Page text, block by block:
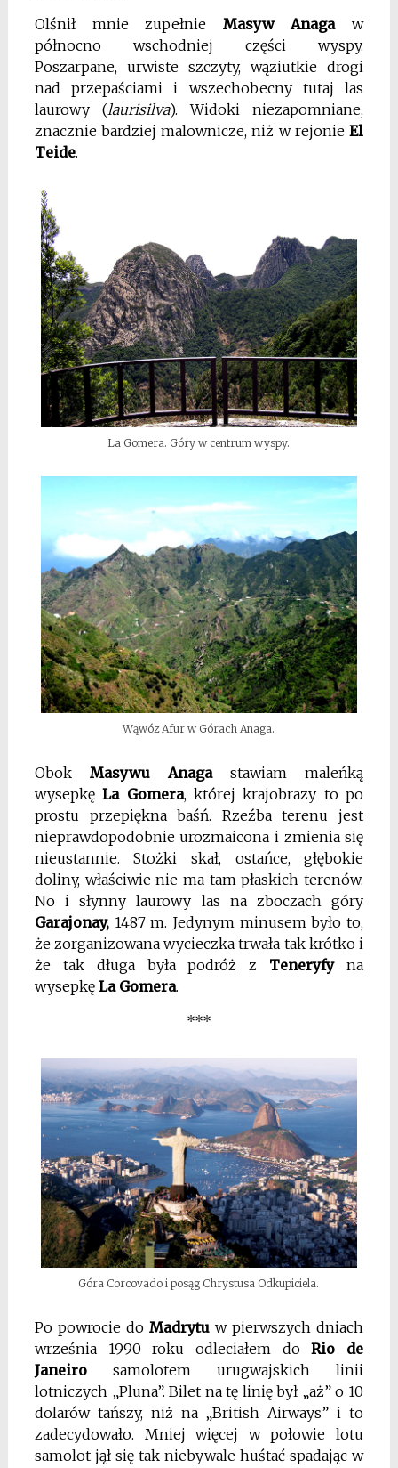
Olśnił mnie zupełnie Masyw Anagaw
północno wschodniej części wyspy.
Poszarpane, urwiste szczyty, wąziutkie drogi
nad przepaściami i wszechobecny tutaj las
laurowy (laurisilva). Widoki niezapomniane,
znacznie bardziej malownicze, niż w rejonieEl
Teide.
La Gomera. Góry w centrum wyspy.
Wąwóz Afur w Górach Anaga.
Obok Masywu Anagastawiam maleńką
wysepkęLa Gomera, której krajobrazy to po
prostu przepiękna baśń. Rzeźba terenu jest
nieprawdopodobnie urozmaicona i zmienia się
nieustannie. Stożki skał, ostańce, głębokie
doliny, właściwie nie ma tam płaskich terenów.
No i słynny laurowy las na zboczach góry
Garajonay, 1487 m. Jedynym minusem było to,
że zorganizowana wycieczka trwała tak krótko i
że tak długa była podróż z Teneryfyna
wysepkę La Gomera.
***
Góra Corcovado i posąg Chrystusa Odkupiciela.
Po powrocie do Madrytu w pierwszych dniach
września 1990 roku odleciałem doRio de
Janeirosamolotem urugwajskich linii
lotniczych „Pluna”. Bilet na tę linię był „aż” o 10
dolarów tańszy, niż na „British Airways” i to
zadecydowało. Mniej więcej w połowie lotu
samolot jął się tak niebywale huśtać spadając w